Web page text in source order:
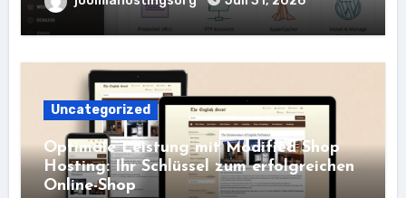
Uncategorized
Optimale Leistung mit Modified Shop
Hosting: Ihr Schlüssel zum erfolgreichen
Online-Shop